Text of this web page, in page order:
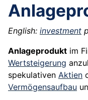
English: investment
Anlageprodukt im
Wertsteigerung
spekulativen Aktien
Vermögensaufbau